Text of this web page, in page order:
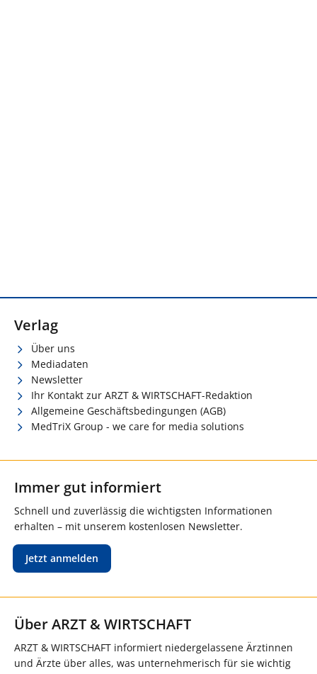
Verlag
Über uns
Mediadaten
Newsletter
Ihr Kontakt zur ARZT & WIRTSCHAFT-Redaktion
Allgemeine Geschäftsbedingungen (AGB)
MedTriX Group - we care for media solutions
Immer gut informiert
Schnell und zuverlässig die wichtigsten Informationen
erhalten – mit unserem kostenlosen Newsletter.
Jetzt anmelden
Über ARZT & WIRTSCHAFT
ARZT & WIRTSCHAFT informiert niedergelassene Ärztinnen
und Ärzte über alles, was unternehmerisch für sie wichtig